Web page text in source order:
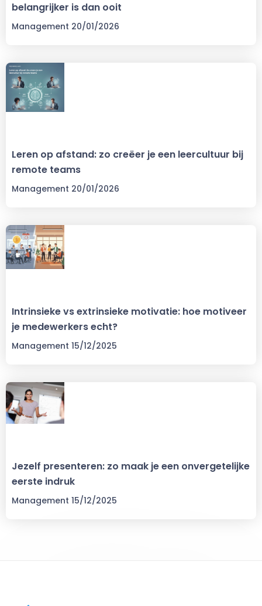
belangrijker is dan ooit
Management 20/01/2026
Leren op afstand: zo creëer je een leercultuur bij
remote teams
Management 20/01/2026
Intrinsieke vs extrinsieke motivatie: hoe motiveer
je medewerkers echt?
Management 15/12/2025
Jezelf presenteren: zo maak je een onvergetelijke
eerste indruk
Management 15/12/2025